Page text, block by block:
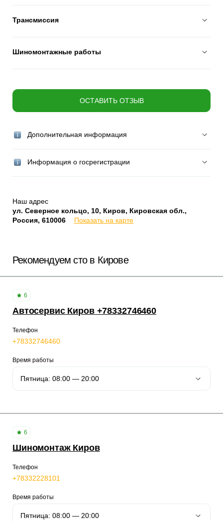
Трансмиссия
Шиномонтажные работы
ОСТАВИТЬ ОТЗЫВ
Дополнительная информация
Информация о госрегистрации
Наш адрес
ул. Северное кольцо, 10, Киров, Кировская обл.,
Россия, 610006
Показать на карте
Рекомендуем сто в Кирове
6
Автосервис Киров +78332746460
Телефон
+78332746460
Время работы
6
Шиномонтаж Киров
Телефон
+78332228101
Время работы